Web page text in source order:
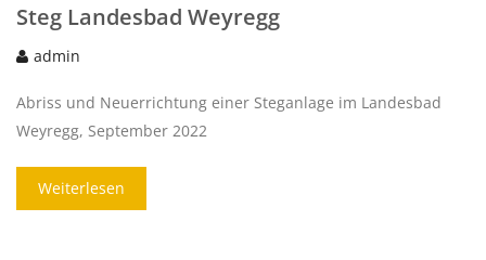
Steg Landesbad Weyregg
admin
Abriss und Neuerrichtung einer Steganlage im Landesbad
Weyregg, September 2022
Weiterlesen